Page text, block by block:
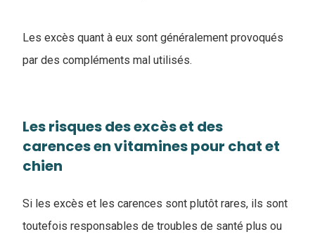
Les excès quant à eux sont généralement provoqués
par des compléments mal utilisés.
Les risques des excès et des
carences en vitamines pour chat et
chien
Si les excès et les carences sont plutôt rares, ils sont
toutefois responsables de troubles de santé plus ou